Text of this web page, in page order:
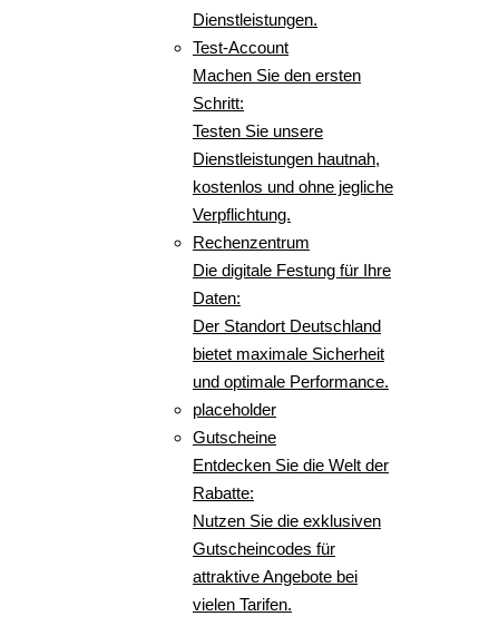
Dienstleistungen.
Test-Account
Machen Sie den ersten
Schritt:
Testen Sie unsere
Dienstleistungen hautnah,
kostenlos und ohne jegliche
Verpflichtung.
Rechenzentrum
Die digitale Festung für Ihre
Daten:
Der Standort Deutschland
bietet maximale Sicherheit
und optimale Performance.
placeholder
Gutscheine
Entdecken Sie die Welt der
Rabatte:
Nutzen Sie die exklusiven
Gutscheincodes für
attraktive Angebote bei
vielen Tarifen.